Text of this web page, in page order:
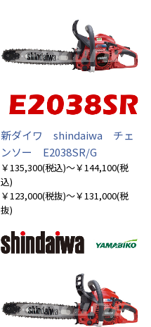
新ダイワ shindaiwa チェ
ンソー E2038SR/G
￥135,300(税込)～￥144,100(税
込)
￥123,000(税抜)～￥131,000(税
抜)